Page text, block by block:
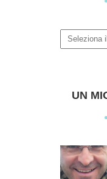
Archivi
UN